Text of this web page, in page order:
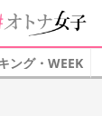
ング・WEEK